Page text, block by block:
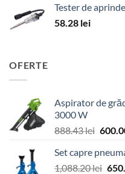
Tester de
58.28 lei
OFERTE
Aspirator de
3000 W
888.43lei Prețul
a
fost:
Set capre
1,088.20lei